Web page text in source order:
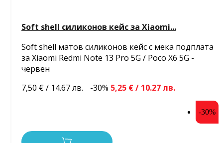
Soft shell силиконов кейс за Xiaomi...
Soft shell матов силиконов кейс с мека подплата
за Xiaomi Redmi Note 13 Pro 5G / Poco X6 5G -
червен
7,50 € / 14.67 лв.
-30% 5,25 € / 10.27 лв.
-30%